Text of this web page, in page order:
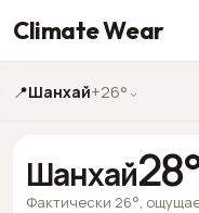
Climate Wear
📍Шанхай+26° ⌄
Шанхай28
Фактически 26°,